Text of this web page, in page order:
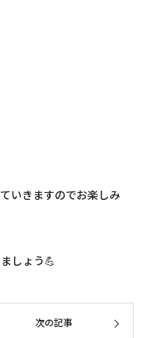
いきますのでお楽しみ
しょう💪
次の記事